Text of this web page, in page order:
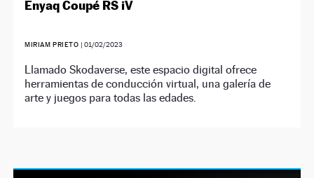
Enyaq Coupé RS iV
MIRIAM PRIETO | 01/02/2023
Llamado Skodaverse, este espacio digital ofrece
herramientas de conducción virtual, una galería de
arte y juegos para todas las edades.